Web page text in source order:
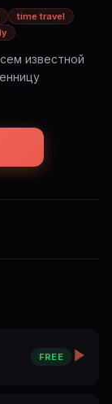
time travel
известной
FREE